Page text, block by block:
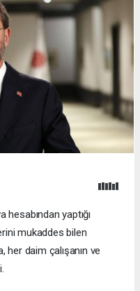
yaptığı
mukaddes bilen
daim çalışanın ve